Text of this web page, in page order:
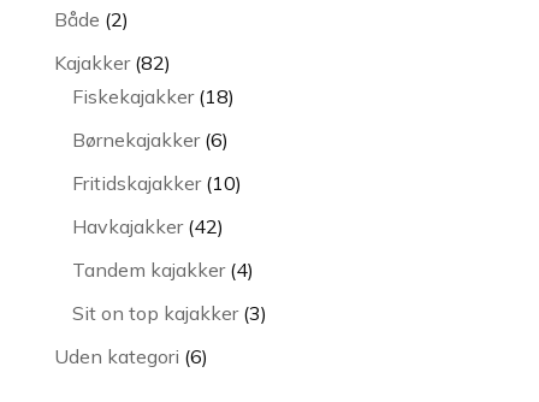
Både 22
varer
Kajakker 8282
varer
Fiskekajakker 1818
Børnekajakker 66
varer
Fritidskajakker 1010
Havkajakker 4242
varer
Tandem kajakker 44
varer
Sit on top kajakker 33
Uden kategori 66